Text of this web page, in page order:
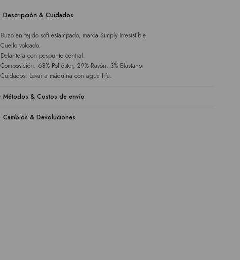
Descripción & Cuidados
Buzo en tejido soft estampado, marca Simply Irresistible.
Cuello volcado.
Delantera con pespunte central.
Composición: 68% Poliéster, 29% Rayón, 3% Elastano.
Cuidados: Lavar a máquina con agua fría.
Métodos & Costos de envío
Cambios & Devoluciones